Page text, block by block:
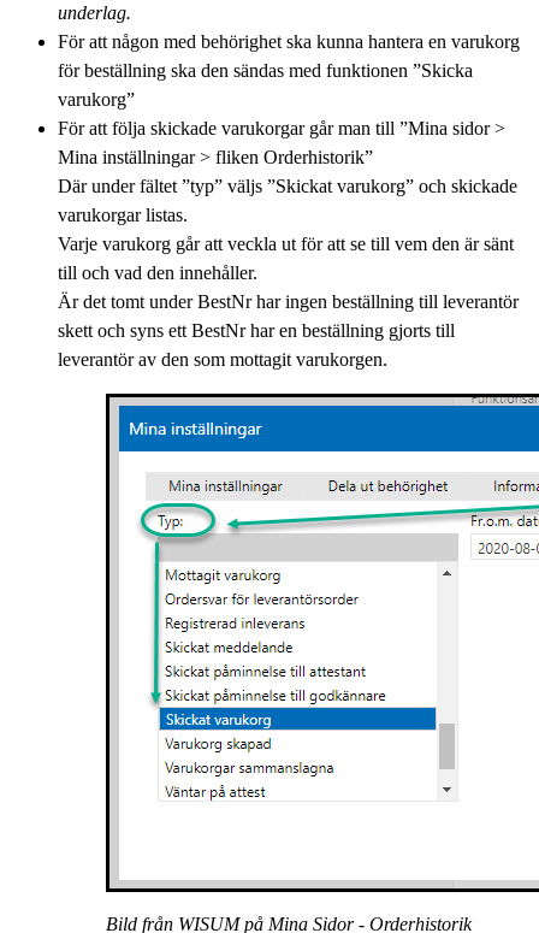
underlag.
För att någon med behörighet ska kunna hantera en varukorg
för beställning ska den sändas med funktionen ”Skicka
varukorg”
För att följa skickade varukorgar går man till ”Mina sidor >
Mina inställningar > fliken Orderhistorik”
Där under fältet ”typ” väljs ”Skickat varukorg” och skickade
varukorgar listas.
Varje varukorg går att veckla ut för att se till vem den är sänt
till och vad den innehåller.
Är det tomt under BestNr har ingen beställning till leverantör
skett och syns ett BestNr har en beställning gjorts till
leverantör av den som mottagit varukorgen.
Bild från WISUM på Mina Sidor - Orderhistorik